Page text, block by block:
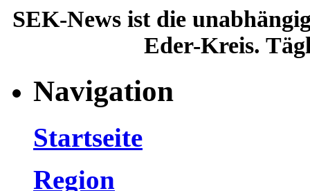
SEK-News ist die
Eder-Kreis.
Navigation
Startseite
Region